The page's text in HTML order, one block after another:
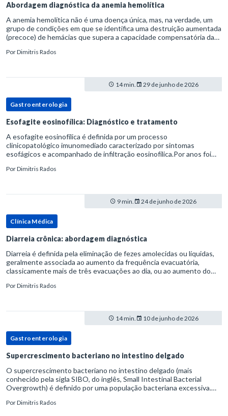
Abordagem diagnóstica da anemia hemolítica
A anemia hemolítica não é uma doença única, mas, na verdade, um
grupo de condições em que se identifica uma destruição aumentada
(precoce) de hemácias que supera a capacidade compensatória da
PorDimitris Rados
14 min. 29 de junho de 2026
Gastroenterologia
Esofagite eosinofílica: Diagnóstico e tratamento
A esofagite eosinofílica é definida por um processo
clinicopatológico imunomediado caracterizado por sintomas
esofágicos e acompanhado de infiltração eosinofílica.Por anos foi
refluxo gastr
PorDimitris Rados
9 min. 24 de junho de 2026
Clínica Médica
Diarreia crônica: abordagem diagnóstica
Diarreia é definida pela eliminação de fezes amolecidas ou líquidas,
geralmente associada ao aumento da frequência evacuatória,
classicamente mais de três evacuações ao dia, ou ao aumento do
PorDimitris Rados
14 min. 10 de junho de 2026
Gastroenterologia
Supercrescimento bacteriano no intestino delgado
O supercrescimento bacteriano no intestino delgado (mais
conhecido pela sigla SIBO, do inglês, Small Intestinal Bacterial
Overgrowth) é definido por uma população bacteriana excessiva.
PorDimitris Rados